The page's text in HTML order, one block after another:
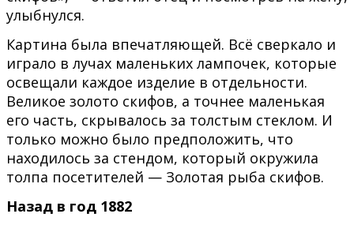
улыбнулся.
Картина была впечатляющей. Всё сверкало и
играло в лучах маленьких лампочек, которые
освещали каждое изделие в отдельности.
Великое золото скифов, а точнее маленькая
его часть, скрывалось за толстым стеклом. И
только можно было предположить, что
находилось за стендом, который окружила
толпа посетителей — Золотая рыба скифов.
Назад в год 1882